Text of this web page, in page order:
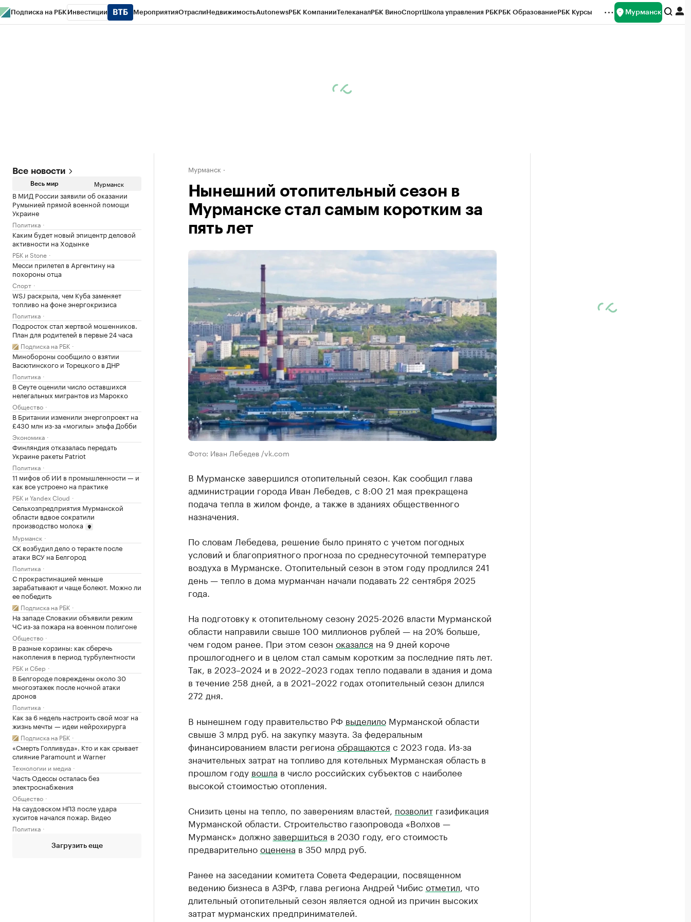
Подписка на РБК Инвестиции МероприятияОтраслиНедвижимостьAutonewsРБК КомпанииТелеканалРБК ВиноСпортШкола управления РБКРБК ОбразованиеРБК Курсы Мурманск
Все новости
Весь мир Мурманск
В МИД России заявили об оказании
Румынией прямой военной помощи
Украине
Политика
Каким будет новый эпицентр деловой
активности на Ходынке
РБК и Stone
Месси прилетел в Аргентину на
похороны отца
Спорт
WSJ раскрыла, чем Куба заменяет
топливо на фоне энергокризиса
Политика
Подросток стал жертвой мошенников.
План для родителей в первые 24 часа
Подписка на РБК
Минобороны сообщило о взятии
Васютинского и Торецкого в ДНР
Политика
В Сеуте оценили число оставшихся
нелегальных мигрантов из Марокко
Общество
В Британии изменили энергопроект на
£430 млн из-за «могилы» эльфа Добби
Экономика
Финляндия отказалась передать
Украине ракеты Patriot
Политика
11 мифов об ИИ в промышленности — и
как все устроено на практике
РБК и Yandex Cloud
Сельхозпредприятия Мурманской
области вдвое сократили
производство молока
Мурманск
СК возбудил дело о теракте после
атаки ВСУ на Белгород
Политика
С прокрастинацией меньше
зарабатывают и чаще болеют. Можно ли
ее победить
Подписка на РБК
На западе Словакии объявили режим
ЧС из-за пожара на военном полигоне
Общество
В разные корзины: как сберечь
накопления в период турбулентности
РБК и Сбер
В Белгороде повреждены около 30
многоэтажек после ночной атаки
дронов
Политика
Как за 6 недель настроить свой мозг на
жизнь мечты — идеи нейрохирурга
Подписка на РБК
«Смерть Голливуда». Кто и как срывает
слияние Paramount и Warner
Технологии и медиа
Часть Одессы осталась без
электроснабжения
Общество
На саудовском НПЗ после удара
хуситов начался пожар. Видео
Политика
Загрузить еще
Мурманск
Нынешний отопительный сезон в
Мурманске стал самым коротким за
пять лет
Фото: Иван Лебедев /vk.com
В Мурманске завершился отопительный сезон. Как сообщил глава
администрации города Иван Лебедев, с 8:00 21 мая прекращена
подача тепла в жилом фонде, а также в зданиях общественного
назначения.
По словам Лебедева, решение было принято с учетом погодных
условий и благоприятного прогноза по среднесуточной температуре
воздуха в Мурманске. Отопительный сезон в этом году продлился 241
день — тепло в дома мурманчан начали подавать 22 сентября 2025
года.
На подготовку к отопительному сезону 2025-2026 власти Мурманской
области направили свыше 100 миллионов рублей — на 20% больше,
чем годом ранее. При этом сезон оказался на 9 дней короче
прошлогоднего и в целом стал самым коротким за последние пять лет.
Так, в 2023–2024 и в 2022–2023 годах тепло подавали в здания и дома
в течение 258 дней, а в 2021–2022 годах отопительный сезон длился
272 дня.
В нынешнем году правительство РФ выделилоМурманской области
свыше 3 млрд руб. на закупку мазута. За федеральным
финансированием власти региона обращаются с 2023 года. Из-за
значительных затрат на топливо для котельных Мурманская область в
прошлом году вошла в число российских субъектов с наиболее
высокой стоимостью отопления.
Снизить цены на тепло, по заверениям властей, позволитгазификация
Мурманской области. Строительство газопровода «Волхов —
Мурманск» должнозавершиться в 2030 году, его стоимость
предварительнооценена в 350 млрд руб.
Ранее на заседании комитета Совета Федерации, посвященном
ведению бизнеса в АЗРФ, глава региона Андрей Чибис отметил , что
длительный отопительный сезон является одной из причин высоких
затрат мурманских предпринимателей.